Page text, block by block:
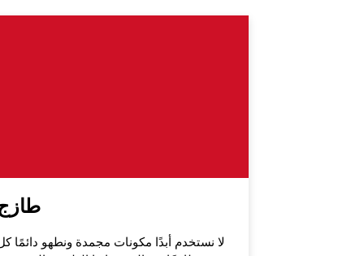
لا نستخدم أبدًا مكونات مجمدة ونطهو دائمًا